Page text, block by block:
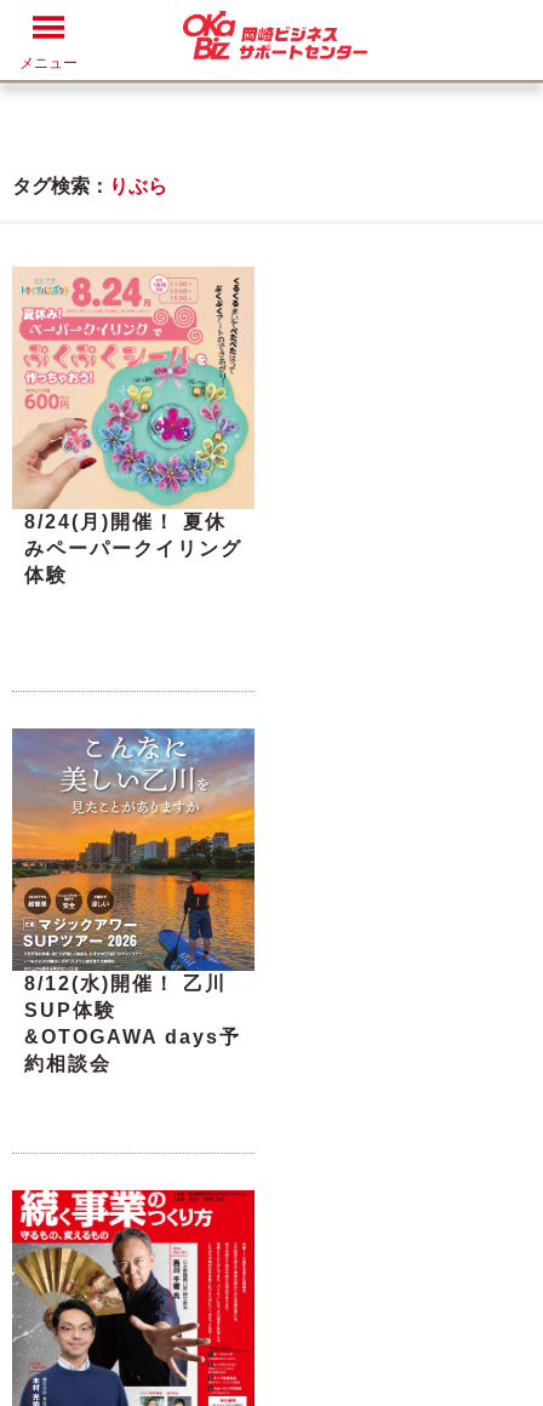
メニュー
タグ検索： りぶら
8/24(月)開催！ 夏休
みペーパークイリング
体験
8/12(水)開催！ 乙川
SUP体験
&OTOGAWA days予
約相談会